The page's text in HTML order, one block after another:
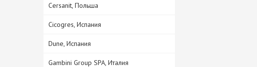
Cersanit, Польша
Cicogres, Испания
Dune, Испания
Gambini Group SPA, Италия